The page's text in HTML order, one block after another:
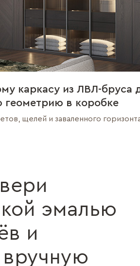
каркасу из ЛВЛ-бруса
геометрию в коробке
щелей и заваленного
эмалью
и